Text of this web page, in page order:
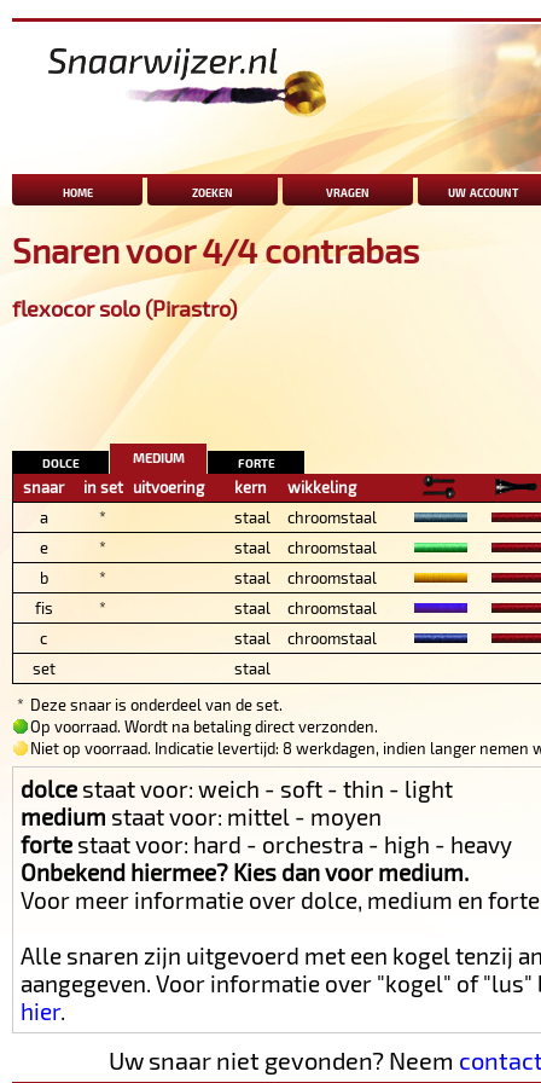
home zoeken vragen uw account
Snaren voor 4/4 contrabas
flexocor solo (Pirastro)
dolce medium forte
snaar in set uitvoering kern
wikkeling
a
* staal
chroomstaal
e
* staal
chroomstaal
b
* staal
chroomstaal
fis
* staal
chroomstaal
c
staal
chroomstaal
set
staal
* Deze snaar is onderdeel van de set.
Op voorraad. Wordt na betaling direct verzonden.
Niet op voorraad. Indicatie levertijd: 8 werkdagen, indien langer nemen
dolce staat voor: weich - soft - thin - light
medium staat voor: mittel - moyen
forte staat voor: hard - orchestra - high - heavy
Onbekend hiermee? Kies dan voor medium.
Voor meer informatie over dolce, medium en
Alle snaren zijn uitgevoerd met een kogel tenzij
aangegeven. Voor informatie over "kogel" of
hier.
Uw snaar niet gevonden? Neem